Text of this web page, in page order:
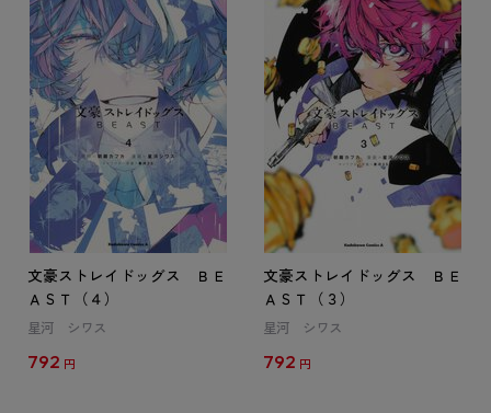
文豪ストレイドッグス ＢＥ
ＡＳＴ（４）
星河 シワス
792 円
文豪ストレイドッグス ＢＥ
ＡＳＴ（３）
星河 シワス
792 円